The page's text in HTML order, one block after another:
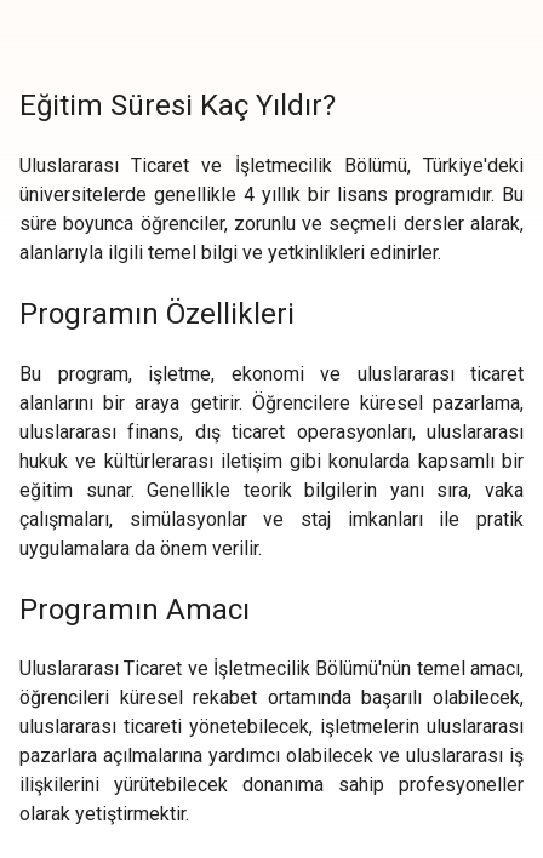
Eğitim Süresi Kaç Yıldır?
Uluslararası Ticaret ve İşletmecilik Bölümü, Türkiye'deki
üniversitelerde genellikle 4 yıllık bir lisans programıdır. Bu
süre boyunca öğrenciler, zorunlu ve seçmeli dersler alarak,
alanlarıyla ilgili temel bilgi ve yetkinlikleri edinirler.
Programın Özellikleri
Bu program, işletme, ekonomi ve uluslararası ticaret
alanlarını bir araya getirir. Öğrencilere küresel pazarlama,
uluslararası finans, dış ticaret operasyonları, uluslararası
hukuk ve kültürlerarası iletişim gibi konularda kapsamlı bir
eğitim sunar. Genellikle teorik bilgilerin yanı sıra, vaka
çalışmaları, simülasyonlar ve staj imkanları ile pratik
uygulamalara da önem verilir.
Programın Amacı
Uluslararası Ticaret ve İşletmecilik Bölümü'nün temel amacı,
öğrencileri küresel rekabet ortamında başarılı olabilecek,
uluslararası ticareti yönetebilecek, işletmelerin uluslararası
pazarlara açılmalarına yardımcı olabilecek ve uluslararası iş
ilişkilerini yürütebilecek donanıma sahip profesyoneller
olarak yetiştirmektir.